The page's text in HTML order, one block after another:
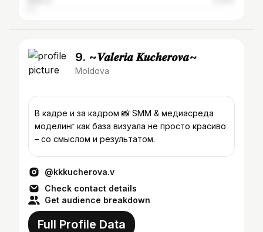
9. ~𝑽𝒂𝒍𝒆𝒓𝒊𝒂 𝑲𝒖𝒄𝒉𝒆𝒓𝒐𝒗𝒂~
Moldova
В кадре и за кадром 📸 SMM & медиасреда
моделинг как база визуала не просто красиво
– со смыслом и результатом.
@kkkucherova.v
Check contact details
Get audience breakdown
Full Profile Data